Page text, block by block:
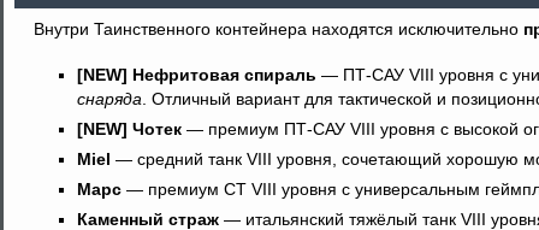
Внутри Таинственного контейнера находятся исключительно
[NEW] Нефритовая спираль — ПТ-САУ VIII уровня с
снаряда . Отличный вариант для тактической и
[NEW] Чотек— премиум ПТ-САУ VIII уровня с высокой
Miel — средний танк VIII уровня, сочетающий хорошую
Марс— премиум СТ VIII уровня с универсальным
Каменный страж— итальянский тяжёлый танк VIII